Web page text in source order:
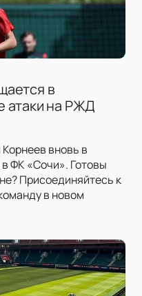
в
атаки на РЖД
вновь в
ФК «Сочи». Готовы
Присоединяйтесь к
в новом